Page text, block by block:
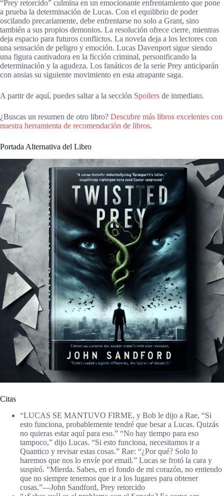
“Prey retorcido” culmina en un emocionante enfrentamiento que pone
a prueba la determinación de Lucas. Con el equilibrio de poder
oscilando precariamente, debe enfrentarse no solo a Grant, sino
también a sus propios demonios. La resolución ofrece cierre, mientras
deja espacio para futuros conflictos. La novela deja a los lectores con
una sensación de peligro y emoción. Lucas Davenport sigue siendo
una figura cautivadora en la ficción criminal, personificando la
determinación y la agudeza. Los fanáticos de la serie Prey anticiparán
con ansias su siguiente movimiento en esta atrapante saga.
A partir de aquí, puedes saltar a la sección Spoilers de inmediato.
¿Buscas un resumen de otro libro? Descubre más libros excelentes con
nuestra herramienta de recomendación de libros.
Portada Alternativa del Libro
Citas
“LUCAS SE MANTUVO FIRME, y Bob le dijo a Rae, “Si
esto funciona, probablemente tendré que besar a Lucas. Quizás
no quieras estar aquí para eso.” “No hay tiempo para eso
tampoco,” dijo Lucas. “Si esto funciona, necesitamos ir a
Quantico y revisar estas cosas.” Rae: “¿Por qué? Solo lo
haremos que nos lo envíe por email.” Lucas se frotó la cara y
suspiró. “Mierda. Sabes, en el fondo de mi corazón, no entiendo
que no siempre tenemos que ir a los lugares para obtener
cosas.”―John Sandford, Prey retorcido